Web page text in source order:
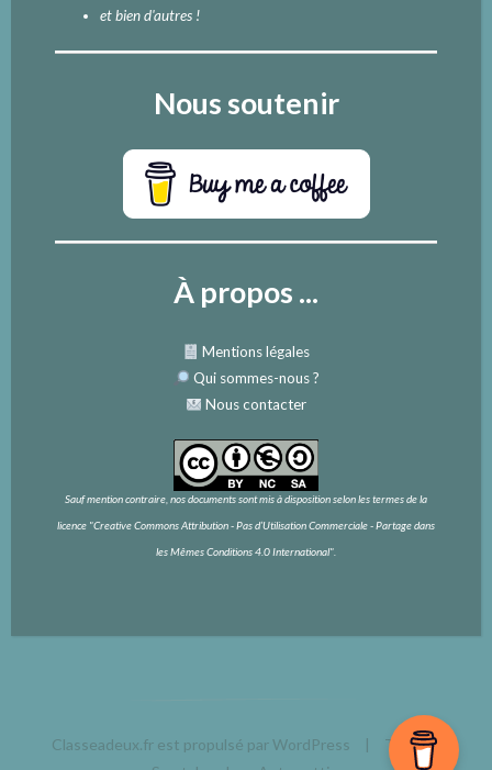
et bien d'autres !
Nous soutenir
À propos ...
Mentions légales
Qui sommes-nous?
Nous contacter
Sauf mention contraire, nos documents sont mis à disposition selon les termes de la
licence "Creative Commons Attribution - Pas d’Utilisation Commerciale - Partage dans
les Mêmes Conditions 4.0 International".
Classeadeux.fr est propulsé par WordPress |
Thème :